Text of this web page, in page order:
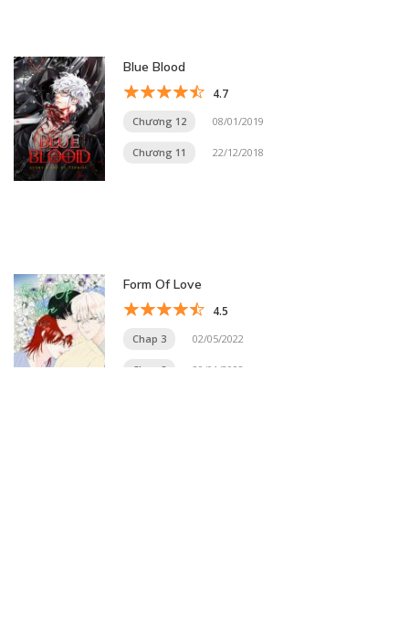
Blue Blood
4.7
Chương 12 08/01/2019
Chương 11 22/12/2018
Form Of Love
4.5
Chap 3 02/05/2022
Chap 2 20/01/2022